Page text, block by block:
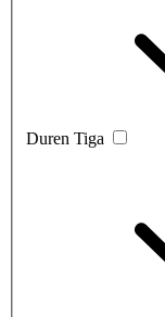
Duren Tiga